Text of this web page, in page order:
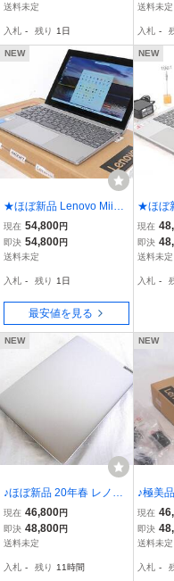
920x1200)タッチ/Z3745
B/Win10/Office2021Pro
送料未定
入札 - 残り 1日
0GHz/
送料未定
入札 -
NEW
★ほぼ新品 Lenovo Miix 3
20 デタッチャブル10.1高
解像(1920×1200)/Z8350-
1.92GHz/eMMC128GB＋
11Pro/Office2021Pro
現在 54,800円
即決 54,800円
送料未定
入札 - 残り 1日
最安値を見る
NEW
★ほぼ
パン
m 150
e Max
現在
即決
送料未定
入札 -
NEW
♪ほぼ新品 20年春 レノボ
Lenovo ideapad Slim 150
SSD128GB/MEM4GB/AM
D A6-9220eMax2.4GHz/1
21Pro プラチナG
現在 46,800円
即決 48,800円
送料未定
入札 - 残り 11時間
NEW
♪極美
enovo
2in1デ
タッチ/
o/
現在
即決
送料未定
入札 -